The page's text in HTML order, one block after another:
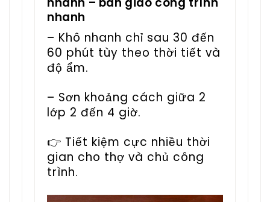
nhanh
– Khô nhanh chỉ sau 30 đến
60 phút tùy theo thời tiết và
độ ẩm.
– Sơn khoảng cách giữa 2
lớp 2 đến 4 giờ.
👉 Tiết kiệm cực nhiều thời
gian cho thợ và chủ công
trình.